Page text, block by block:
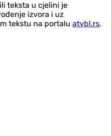
teksta u cjelini je
izvora i uz
tekstu na portalu atvbl.rs.